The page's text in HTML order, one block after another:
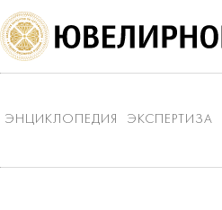
ЭНЦИКЛОПЕДИЯ ЭКСПЕРТИЗА